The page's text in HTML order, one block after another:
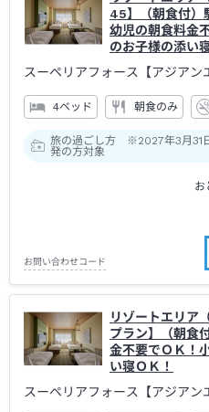
45】（朝食付）
幼児の朝食料金
のお子様の添い
スーペリアフォース【アジア
4ベッド 朝食のみ
旅の過ごし方 ※2027年3月31
発の方対象
お
お問い合わせコード
リゾートエリア
プラン】（朝食
金不要でＯＫ！
い寝ＯＫ！
スーペリアフォース【アジア